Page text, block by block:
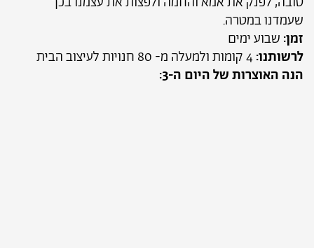
שעמדנו במטרה.
זמן: שבוע ימים
לרשותנו:
הנה האוצרות של היום ה-3: